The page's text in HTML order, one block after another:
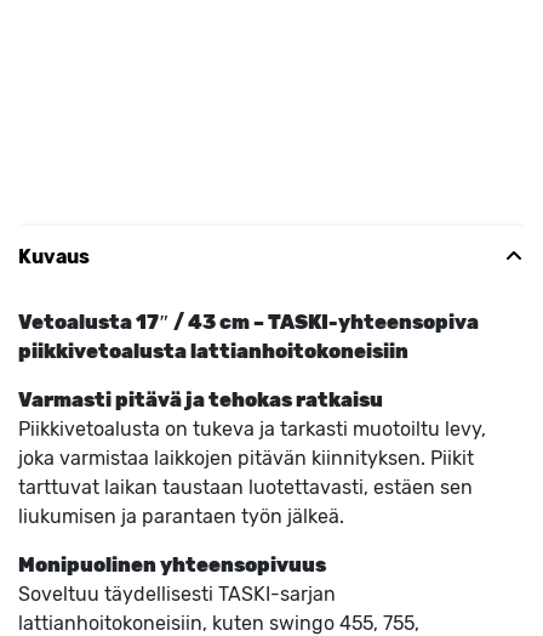
Kuvaus
Vetoalusta 17″ / 43 cm – TASKI-yhteensopiva
piikkivetoalusta lattianhoitokoneisiin
Varmasti pitävä ja tehokas ratkaisu
Piikkivetoalusta on tukeva ja tarkasti muotoiltu levy,
joka varmistaa laikkojen pitävän kiinnityksen. Piikit
tarttuvat laikan taustaan luotettavasti, estäen sen
liukumisen ja parantaen työn jälkeä.
Monipuolinen yhteensopivuus
Soveltuu täydellisesti TASKI-sarjan
lattianhoitokoneisiin, kuten swingo 455, 755,